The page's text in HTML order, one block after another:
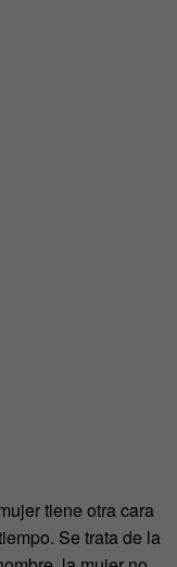
tiene otra cara
Se trata de la